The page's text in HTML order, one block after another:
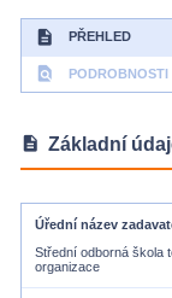
description PŘEHLED
find_in_page PODROBNOSTI
description Základní
Úřední název
Střední odborná škola
organizace